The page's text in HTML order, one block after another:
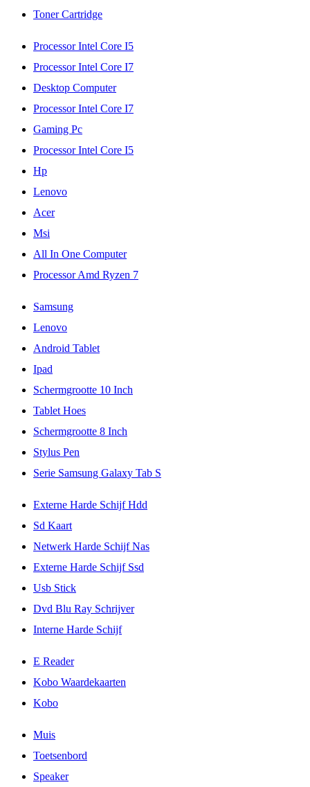
Toner Cartridge
Processor Intel Core I5
Processor Intel Core I7
Desktop Computer
Processor Intel Core I7
Gaming Pc
Processor Intel Core I5
Hp
Lenovo
Acer
Msi
All In One Computer
Processor Amd Ryzen 7
Samsung
Lenovo
Android Tablet
Ipad
Schermgrootte 10 Inch
Tablet Hoes
Schermgrootte 8 Inch
Stylus Pen
Serie Samsung Galaxy Tab S
Externe Harde Schijf Hdd
Sd Kaart
Netwerk Harde Schijf Nas
Externe Harde Schijf Ssd
Usb Stick
Dvd Blu Ray Schrijver
Interne Harde Schijf
E Reader
Kobo Waardekaarten
Kobo
Muis
Toetsenbord
Speaker